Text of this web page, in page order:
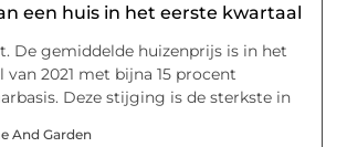
een huis in het eerste kwartaal
De gemiddelde huizenprijs is in het
van 2021 met bijna 15 procent
Deze stijging is de sterkste in
And Garden